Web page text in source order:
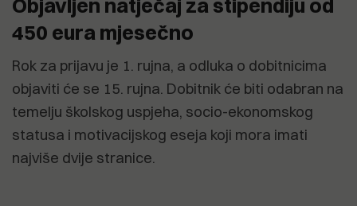
Objavljen natječaj za stipendiju od
450 eura mjesečno
Rok za prijavu je 1. rujna, a odluka o dobitnicima
objaviti će se 15. rujna. Dobitnik će biti odabran na
temelju školskog uspjeha, socio-ekonomskog
statusa i motivacijskog eseja koji mora imati
najviše dvije stranice.